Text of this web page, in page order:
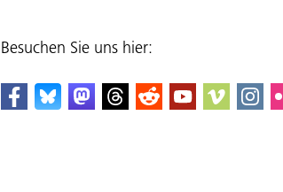
Besuchen Sie uns hier: